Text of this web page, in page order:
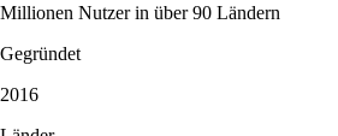
Millionen Nutzer in über 90 Ländern
Gegründet
2016